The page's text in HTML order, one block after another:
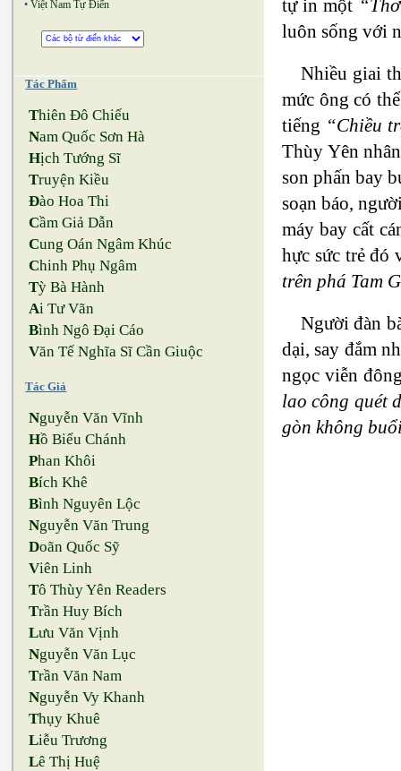
• Việt Nam Tự Điển
Tác Phẩm
Thiên Đô Chiếu
Nam Quốc Sơn Hà
Hịch Tướng Sĩ
Truyện Kiều
Đào Hoa Thi
Cầm Giả Dẫn
Cung Oán Ngâm Khúc
Chinh Phụ Ngâm
Tỳ Bà Hành
Ai Tư Vãn
Bình Ngô Đại Cáo
Văn Tế Nghĩa Sĩ Cần Giuộc
Tác Giả
Nguyễn Văn Vĩnh
Hồ Biểu Chánh
Phan Khôi
Bích Khê
Bình Nguyên Lộc
Nguyễn Văn Trung
Doãn Quốc Sỹ
Viên Linh
Tô Thùy Yên Readers
Trần Huy Bích
Lưu Văn Vịnh
Nguyễn Văn Lục
Trần Văn Nam
Nguyễn Vy Khanh
Thụy Khuê
Liễu Trương
Lê Thị Huệ
tự in một
luôn sống với
Nhiều giai
mức ông có
tiếng “Chiều
Thùy Yên
son phấn bay
soạn báo,
máy bay cất
hực sức trẻ đó
trên phá Tam
Người đàn
dại, say đắm
ngọc viễn
lao công quét
gòn không